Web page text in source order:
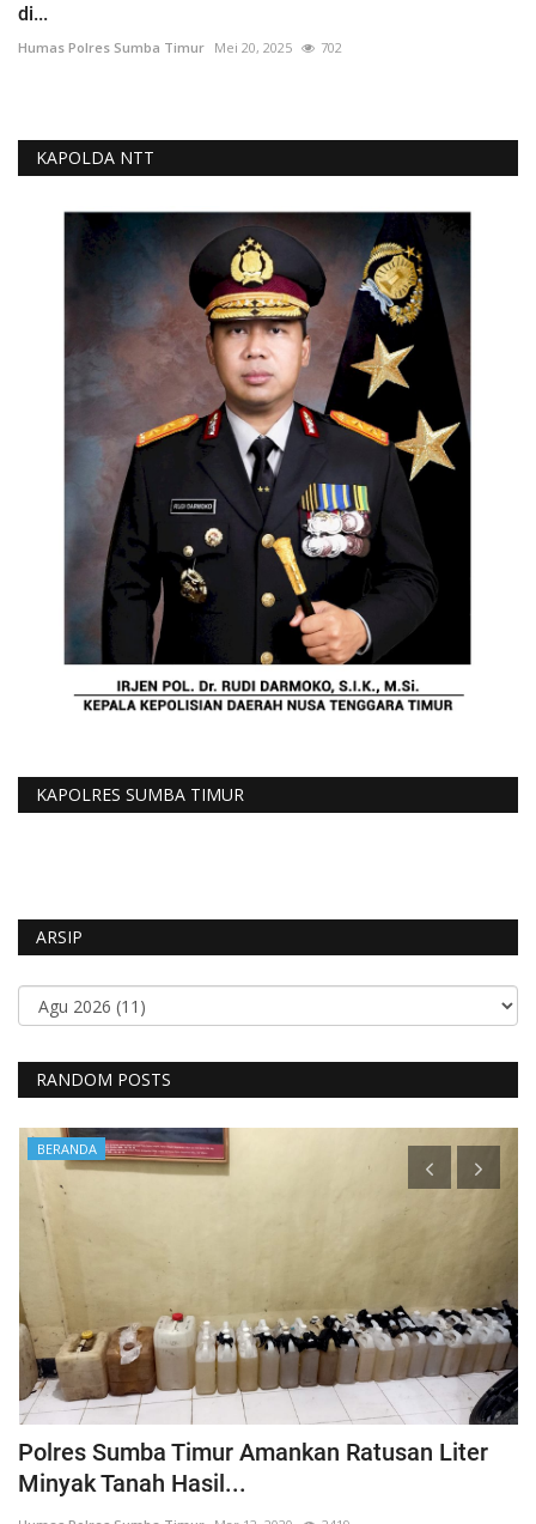
di...
Humas Polres Sumba Timur Mei 20, 2025 702
KAPOLDA NTT
KAPOLRES SUMBA TIMUR
ARSIP
RANDOM POSTS
BERANDA
Polres Sumba Timur Amankan Ratusan Liter
Minyak Tanah Hasil...